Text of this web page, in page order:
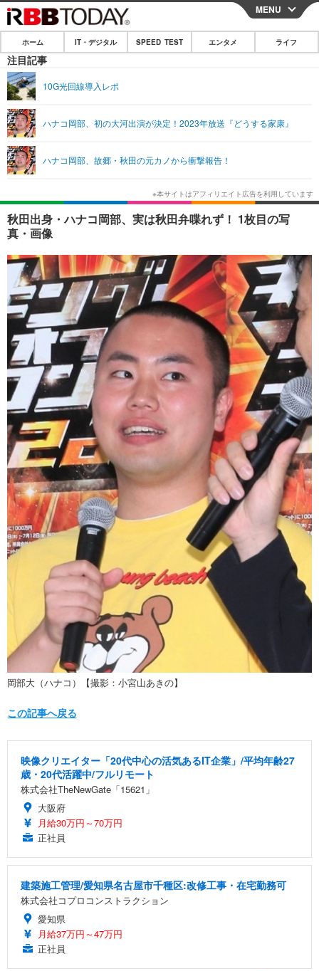
CLOSE
ホーム
IT・デジタル
ショッピング その他
SPEED TEST
エンタメ
エンタメTOP 映画・ドラマ
韓国・芸能
音楽 スポーツ
ショッピング その他
ライフ
ライフTOP グルメ
ペット ショッピング
その他
リリース一覧
プッシュ通知の停止方法
MENU
ホーム IT・デジタル SPEED TEST エンタメ ライフ
注目記事
10G光回線導入レポ
ハナコ岡部、初の大河出演が決定！2023年放送『どうする家康』
ハナコ岡部、故郷・秋田の元カノから衝撃報告！
秋田出身・ハナコ岡部、実は秋田弁喋れず！ 1枚目の写
真・画像
岡部大（ハナコ）【撮影：小宮山あきの】
この記事へ戻る
映像クリエイター「20代中心の活気あるIT企業」/平均年齢27
歳・20代活躍中/フルリモート
株式会社TheNewGate「15621」
大阪府
月給30万円～70万円
正社員
建築施工管理/愛知県名古屋市千種区:改修工事・在宅勤務可
株式会社コプロコンストラクション
愛知県
月給37万円～47万円
正社員